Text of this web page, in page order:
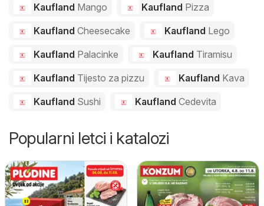
Kaufland Mango Kaufland Pizza
Kaufland Cheesecake Kaufland Lego
Kaufland Palacinke Kaufland Tiramisu
Kaufland Tijesto za pizzu Kaufland Kava
Kaufland Sushi Kaufland Cedevita
Popularni letci i katalozi